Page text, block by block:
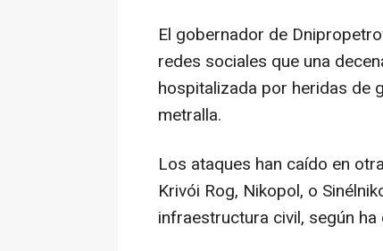
El gobernador de
redes sociales que una
hospitalizada por heridas de
metralla.
Los ataques han caído en
Krivói Rog, Nikopol, o
infraestructura civil, según ha